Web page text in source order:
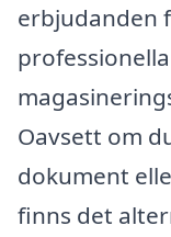
erbjudanden
Oavsett om
dokument
finns det